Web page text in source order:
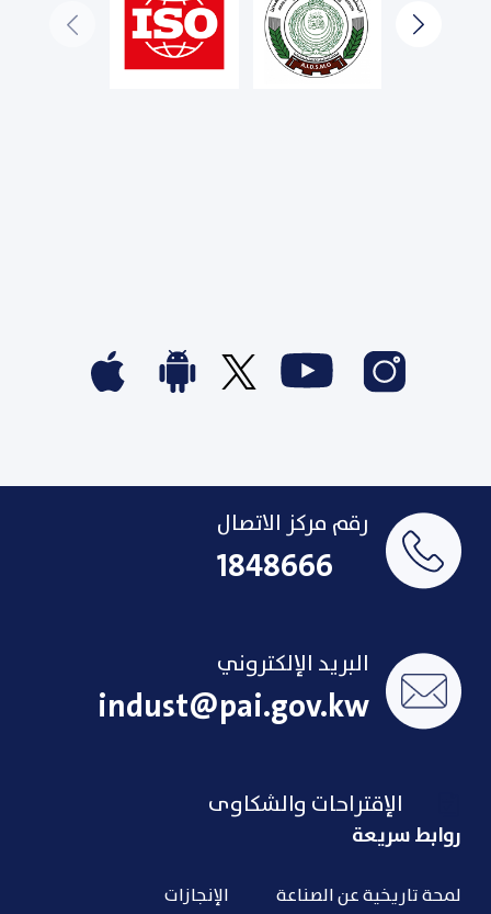
رقم مركز الاتصال
1848666
البريد الإلكتروني
indust@pai.gov.kw
الإقتراحات والشكاوى
روابط سريعة
لمحة تاريخية عن الصناعة الإنجازات